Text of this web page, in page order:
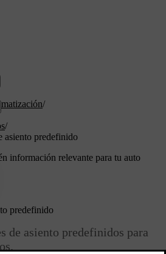
/
/
asiento predefinido
información relevante para tu auto
predefinido
de asiento predefinidos para